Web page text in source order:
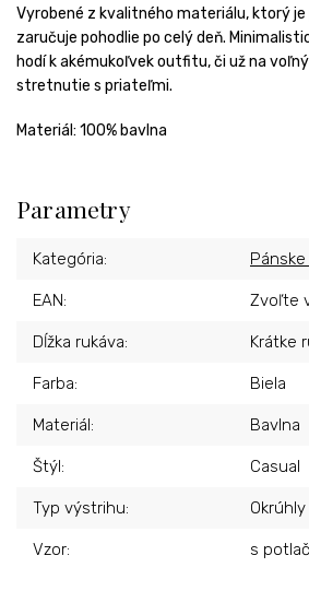
Vyrobené z kvalitného materiálu, ktorý
zaručuje pohodlie po celý deň.
hodí k akémukoľvek outfitu, či už na
stretnutie s priateľmi.
Materiál: 100% bavlna
Parametry
Kategória:
EAN: Zvoľte
Dĺžka rukáva: Krátke
Farba: Biela
Materiál: Bavlna
Štýl: Casual
Typ výstrihu:
Vzor: s